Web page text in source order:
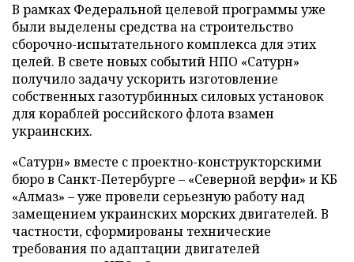
В рамках Федеральной целевой программы уже
были выделены средства на строительство
сборочно-испытательного комплекса для этих
целей. В свете новых событий НПО «Сатурн»
получило задачу ускорить изготовление
собственных газотурбинных силовых установок
для кораблей российского флота взамен
украинских.
«Сатурн» вместе с проектно-конструкторскими
бюро в Санкт-Петербурге – «Северной верфи» и КБ
«Алмаз» – уже провели серьезную работу над
замещением украинских морских двигателей. В
частности, сформированы технические
требования по адаптации двигателей